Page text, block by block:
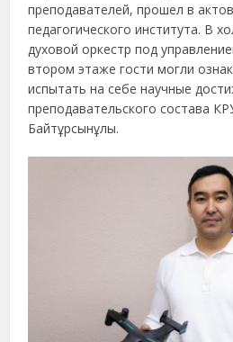
преподавателей, прошел в
педагогического института. В
духовой оркестр под
втором этаже гости могли
испытать на себе научные
преподавательского состава
Байтұрсынұлы.